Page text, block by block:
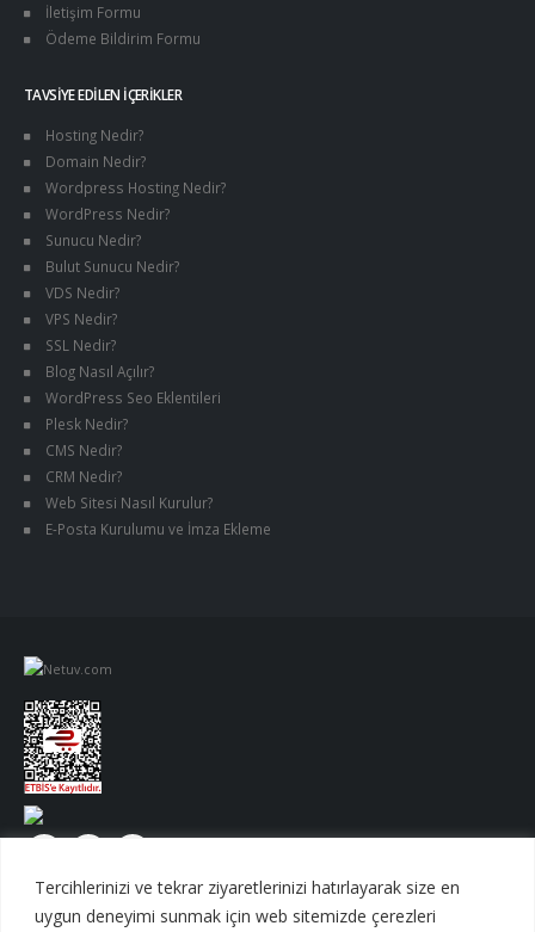
Tercihlerinizi ve tekrar ziyaretlerinizi hatırlayarak size en
uygun deneyimi sunmak için web sitemizde çerezleri
İletişim Formu
Ödeme Bildirim Formu
TAVSIYE EDILEN İÇERIKLER
Hosting Nedir?
Domain Nedir?
Wordpress Hosting Nedir?
WordPress Nedir?
Sunucu Nedir?
Bulut Sunucu Nedir?
VDS Nedir?
VPS Nedir?
SSL Nedir?
Blog Nasıl Açılır?
WordPress Seo Eklentileri
Plesk Nedir?
CMS Nedir?
CRM Nedir?
Web Sitesi Nasıl Kurulur?
E-Posta Kurulumu ve İmza Ekleme